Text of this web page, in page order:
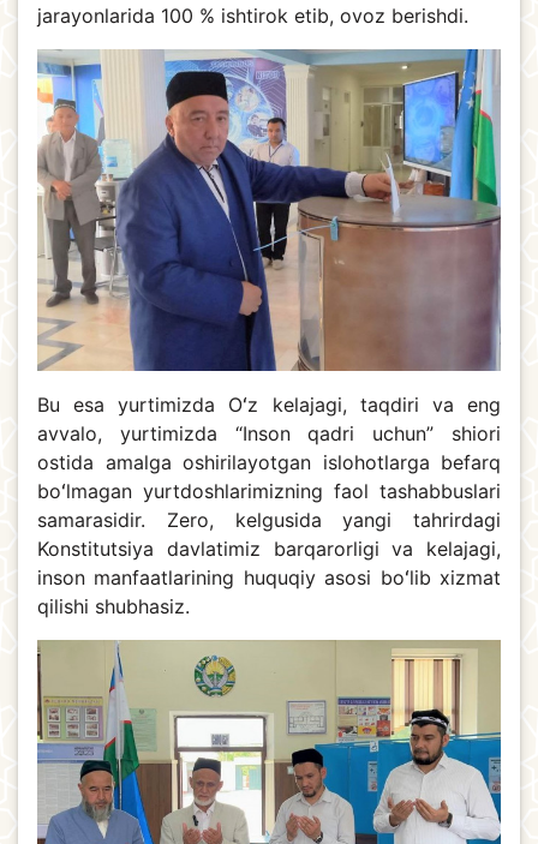
jarayonlarida 100 % ishtirok etib, ovoz berishdi.
Bu esa yurtimizda Oʻz kelajagi, taqdiri va eng
avvalo, yurtimizda “Inson qadri uchun” shiori
ostida amalga oshirilayotgan islohotlarga befarq
boʻlmagan yurtdoshlarimizning faol tashabbuslari
samarasidir. Zero, kelgusida yangi tahrirdagi
Konstitutsiya davlatimiz barqarorligi va kelajagi,
inson manfaatlarining huquqiy asosi boʻlib xizmat
qilishi shubhasiz.